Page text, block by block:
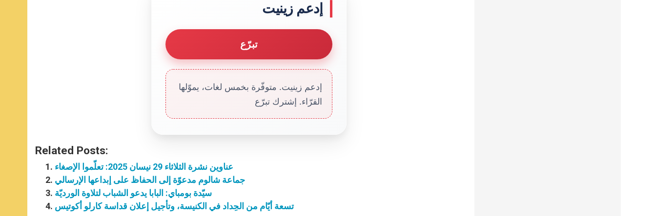
إدعم زينيت
تبرّع
إدعم زينيت. متوفّرة بخمس لغات، يموّلها
القرّاء. إشترك تبرّع
Related Posts:
عناوين نشرة الثلاثاء 29 نيسان 2025: تعلّموا الإصغاء
جماعة شالوم مدعوّة إلى الحفاظ على إبداعها الإرسالي
سيّدة بومباي: البابا يدعو الشباب لتلاوة الورديّة
تسعة أيّام من الحِداد في الكنيسة، وتأجيل إعلان قداسة كارلو أكوتيس